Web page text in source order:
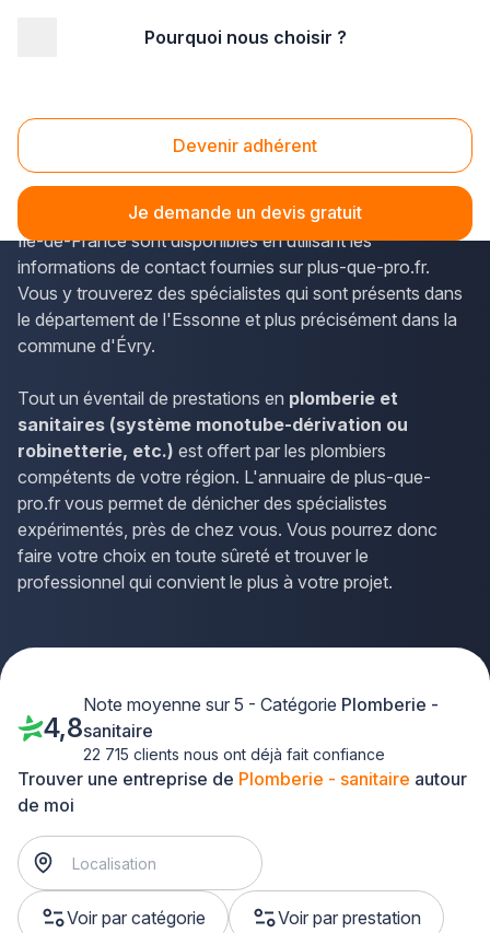
Pourquoi nous choisir ?
Devenir adhérent
Je demande un devis gratuit
Plomberie - sanitaire Évry-Courcouronnes
(91080)
Les informations relatives aux services des plombiers en
Île-de-France sont disponibles en utilisant les
informations de contact fournies sur plus-que-pro.fr.
Vous y trouverez des spécialistes qui sont présents dans
le département de l'Essonne et plus précisément dans la
commune d'Évry.
Tout un éventail de prestations en plomberie et
sanitaires (système monotube-dérivation ou
robinetterie, etc.) est offert par les plombiers
compétents de votre région. L'annuaire de plus-que-
pro.fr vous permet de dénicher des spécialistes
expérimentés, près de chez vous. Vous pourrez donc
faire votre choix en toute sûreté et trouver le
professionnel qui convient le plus à votre projet.
Trouver une entreprise de Plomberie - sanitaire autour
de moi
Voir par catégorie Voir par prestation
4,8
Note moyenne sur 5 - Catégorie Plomberie -
sanitaire
22 715 clients nous ont déjà fait confiance